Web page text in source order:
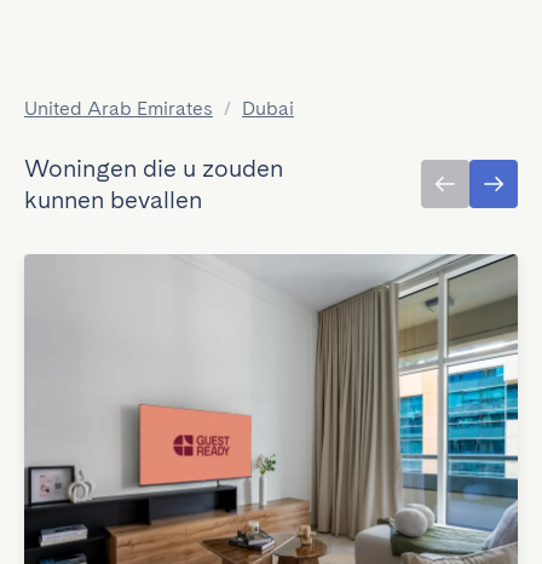
United Arab Emirates / Dubai
Woningen die u zouden
kunnen bevallen